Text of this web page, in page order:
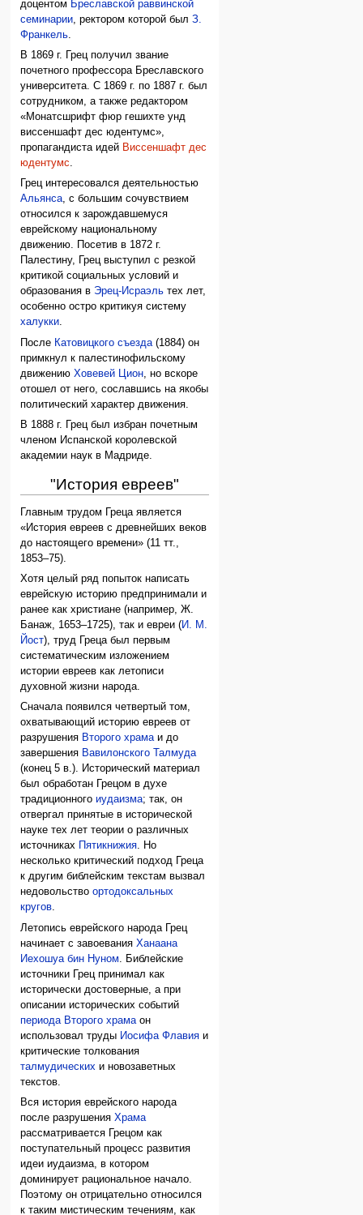
доцентом Бреславской раввинской
семинарии , ректором которой былЗ.
Франкель
В 1869 г. Грец получил звание
почетного профессора Бреславского
университета. С 1869 г. по 1887 г. был
сотрудником, а также редактором
«Монатсшрифт фюр гешихте унд
виссеншафт дес юдентумс»,
пропагандиста идей Виссеншафт дес
юдентумс.
Грец интересовался деятельностью
Альянса, с большим сочувствием
относился к зарождавшемуся
еврейскому национальному
движению. Посетив в 1872 г.
Палестину, Грец выступил с резкой
критикой социальных условий и
образования в Эрец-Исраэль тех лет,
особенно остро критикуя систему
халукки.
После Катовицкого съезда (1884) он
примкнул к палестинофильскому
движениюХовевей Цион , но вскоре
отошел от него, сославшись на якобы
политический характер движения.
В 1888 г. Грец был избран почетным
членом Испанской королевской
академии наук в Мадриде.
"История евреев"
Главным трудом Греца является
«История евреев с древнейших веков
до настоящего времени» (11 тт.,
1853–75).
Хотя целый ряд попыток написать
еврейскую историю предпринимали и
ранее как христиане (например, Ж.
Банаж, 1653–1725), так и евреи (И. М.
Йост), труд Греца был первым
систематическим изложением
истории евреев как летописи
духовной жизни народа.
Сначала появился четвертый том,
охватывающий историю евреев от
разрушения Второго храмаи до
завершения Вавилонского Талмуда
(конец 5 в.). Исторический материал
был обработан Грецом в духе
традиционногоиудаизма; так, он
отвергал принятые в исторической
науке тех лет теории о различных
источниках
Пятикнижия. Но
несколько критический подход Греца
к другим библейским текстам вызвал
недовольствоортодоксальных
кругов.
Летопись еврейского народа Грец
начинает с завоеванияХанаана
Иехошуа бин Нуном . Библейские
источники Грец принимал как
исторически достоверные, а при
описании исторических событий
периода Второго храма он
использовал труды Иосифа Флавия и
критические толкования
талмудических и новозаветных
текстов.
Вся история еврейского народа
после разрушенияХрама
рассматривается Грецом как
поступательный процесс развития
идеи иудаизма, в котором
доминирует рациональное начало.
Поэтому он отрицательно относился
к таким мистическим течениям, как